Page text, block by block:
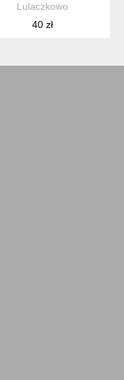
Lulaczkowo
40 zł